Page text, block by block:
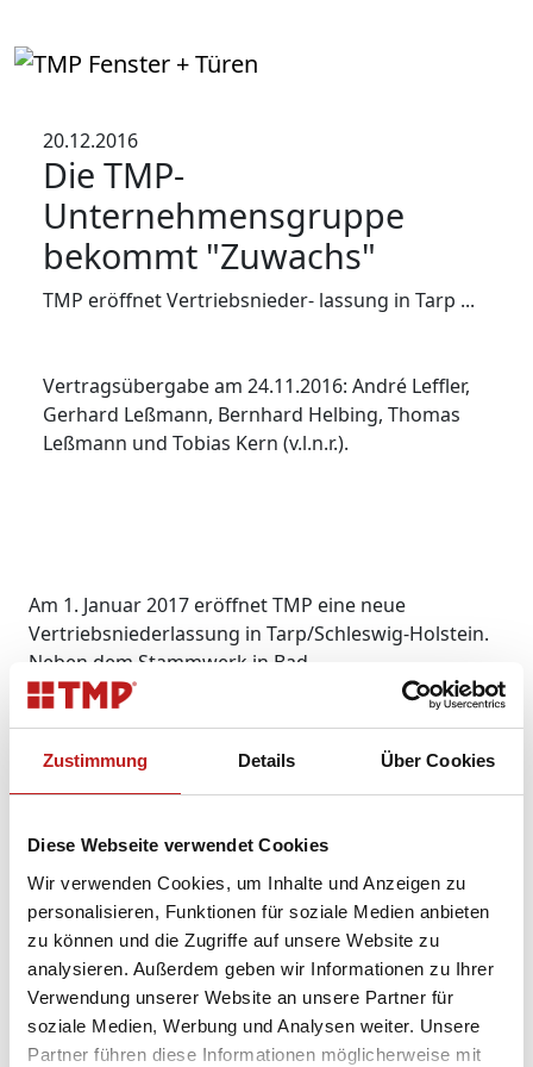
Zustimmung Details Über Cookies
Diese Webseite verwendet Cookies
Wir verwenden Cookies, um Inhalte und Anzeigen zu
personalisieren, Funktionen für soziale Medien anbieten
zu können und die Zugriffe auf unsere Website zu
analysieren. Außerdem geben wir Informationen zu Ihrer
Verwendung unserer Website an unsere Partner für
soziale Medien, Werbung und Analysen weiter. Unsere
Partner führen diese Informationen möglicherweise mit
20.12.2016
Die TMP-
Unternehmensgruppe
bekommt "Zuwachs"
TMP eröffnet Vertriebsnieder- lassung in Tarp ...
Vertragsübergabe am 24.11.2016: André Leffler,
Gerhard Leßmann, Bernhard Helbing, Thomas
Leßmann und Tobias Kern (v.l.n.r.).
Am 1. Januar 2017 eröffnet TMP eine neue
Vertriebsniederlassung in Tarp/Schleswig-Holstein.
Neben dem Stammwerk in Bad
Langensalza/Thüringen und einem
Produktionsstandort in Groß Wokern/Mecklenburg-
Vorpommern, ist TMP auch in Barnstädt/Sachsen-
Anhalt mit einer Verkaufsniederlassung vertreten.
Die Niederlassung in Tarp wird von zwei
Mitarbeitern geführt, welche bestehende TMP
Geschäftsgebiet erweitern sollen. Schwerpunkt
neben Fenstern und Türen soll dabei auch der
Vertrieb von Wintergärten sein, die besonders in der
nördlichen Region verstärkt nachgefragt werden.
Ihre Ansprechpartner vor Ort sind Thomas Leßmann
(Niederlassungsleiter) und Gerhard Leßmann